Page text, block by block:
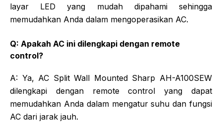
layar LED yang mudah dipahami sehingga
memudahkan Anda dalam mengoperasikan AC.
Q: Apakah AC ini dilengkapi dengan remote
control?
A: Ya, AC Split Wall Mounted Sharp AH-A100SEW
dilengkapi dengan remote control yang dapat
memudahkan Anda dalam mengatur suhu dan fungsi
AC dari jarak jauh.